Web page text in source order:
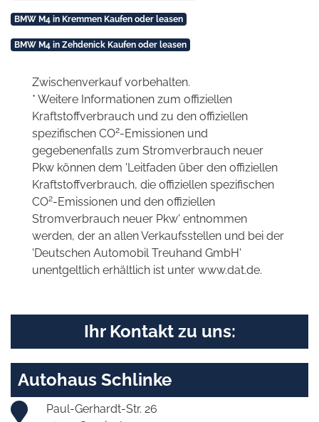
BMW M4 in Kremmen Kaufen oder leasen
BMW M4 in Zehdenick Kaufen oder leasen
Zwischenverkauf vorbehalten.
* Weitere Informationen zum offiziellen
Kraftstoffverbrauch und zu den offiziellen
spezifischen CO2-Emissionen und
gegebenenfalls zum Stromverbrauch neuer
Pkw können dem 'Leitfaden über den offiziellen
Kraftstoffverbrauch, die offiziellen spezifischen
CO2-Emissionen und den offiziellen
Stromverbrauch neuer Pkw' entnommen
werden, der an allen Verkaufsstellen und bei der
'Deutschen Automobil Treuhand GmbH'
unentgeltlich erhältlich ist unter www.dat.de.
Ihr Kontakt zu uns:
Autohaus Schlinke
Paul-Gerhardt-Str. 26